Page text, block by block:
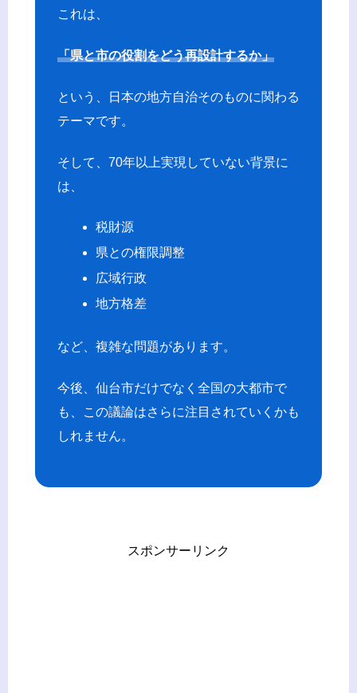
これは、
「県と市の役割をどう再設計するか」
という、日本の地方自治そのものに関わる
テーマです。
そして、70年以上実現していない背景に
は、
税財源
県との権限調整
広域行政
地方格差
など、複雑な問題があります。
今後、仙台市だけでなく全国の大都市で
も、この議論はさらに注目されていくかも
しれません。
スポンサーリンク